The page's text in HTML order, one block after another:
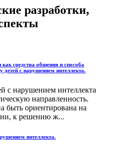
разработки,
средства общения и способа
детей с нарушением интеллекта.
с нарушением интеллекта
направленность.
быть ориентирована на
к решению ж...
интеллекта.